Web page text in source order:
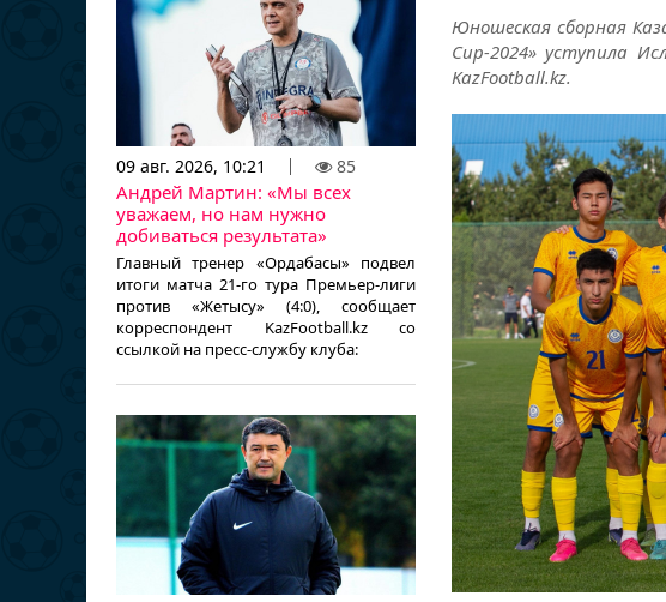
09 авг. 2026, 10:21 85
Андрей Мартин: «Мы всех
уважаем, но нам нужно
добиваться результата»
Главный тренер «Ордабасы» подвел
итоги матча 21-го тура Премьер-лиги
против «Жетысу» (4:0), сообщает
корреспондент KazFootball.kz со
ссылкой на пресс-службу клуба:
Юношеская сборная
Cup-2024» уступила
KazFootball.kz.